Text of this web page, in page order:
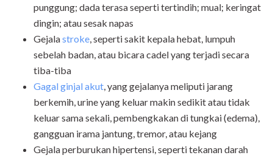
punggung; dada terasa seperti tertindih; mual; keringat
dingin; atau sesak napas
Gejalastroke, seperti sakit kepala hebat, lumpuh
sebelah badan, atau bicara cadel yang terjadi secara
tiba-tiba
Gagal ginjal akut, yang gejalanya meliputi jarang
berkemih, urine yang keluar makin sedikit atau tidak
keluar sama sekali, pembengkakan di tungkai (edema),
gangguan irama jantung, tremor, atau kejang
Gejalaperburukan hipertensi, seperti tekanan darah